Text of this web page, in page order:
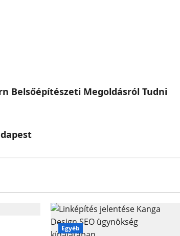
Belsőépítészeti Megoldásról Tudni
Egyéb